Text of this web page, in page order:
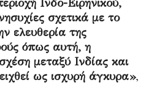
Ινδο-Ειρηνικού,
σχετικά με το
ελευθερία της
όπως αυτή, η
μεταξύ Ινδίας και
ως ισχυρή άγκυρα»,